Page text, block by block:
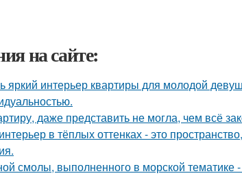
на сайте:
интерьер квартиры для молодой
даже представить не могла, чем всё
в тёплых оттенках - это
смолы, выполненного в морской